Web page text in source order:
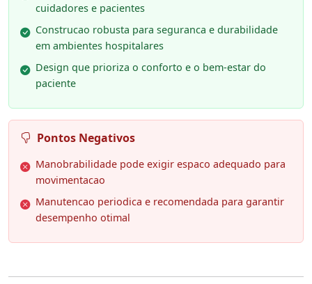
cuidadores e pacientes
Construcao robusta para seguranca e durabilidade
em ambientes hospitalares
Design que prioriza o conforto e o bem-estar do
paciente
Pontos Negativos
Manobrabilidade pode exigir espaco adequado para
movimentacao
Manutencao periodica e recomendada para garantir
desempenho otimal